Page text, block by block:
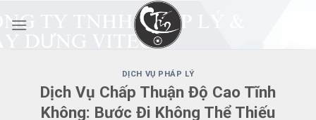
DỊCH VỤ PHÁP LÝ
Dịch Vụ Chấp Thuận Độ Cao Tĩnh
Không: Bước Đi Không Thể Thiếu